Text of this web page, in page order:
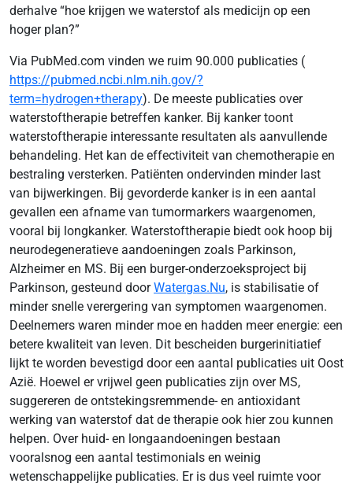
derhalve “hoe krijgen we waterstof als medicijn op een
hoger plan?”
Via PubMed.com vinden we ruim 90.000 publicaties (
https://pubmed.ncbi.nlm.nih.gov/?
term=hydrogen+therapy). De meeste publicaties over
waterstoftherapie betreffen kanker. Bij kanker toont
waterstoftherapie interessante resultaten als aanvullende
behandeling. Het kan de effectiviteit van chemotherapie en
bestraling versterken. Patiënten ondervinden minder last
van bijwerkingen. Bij gevorderde kanker is in een aantal
gevallen een afname van tumormarkers waargenomen,
vooral bij longkanker. Waterstoftherapie biedt ook hoop bij
neurodegeneratieve aandoeningen zoals Parkinson,
Alzheimer en MS. Bij een burger-onderzoeksproject bij
Parkinson, gesteund doorWatergas.Nu, is stabilisatie of
minder snelle verergering van symptomen waargenomen.
Deelnemers waren minder moe en hadden meer energie: een
betere kwaliteit van leven. Dit bescheiden burgerinitiatief
lijkt te worden bevestigd door een aantal publicaties uit Oost
Azië. Hoewel er vrijwel geen publicaties zijn over MS,
suggereren de ontstekingsremmende- en antioxidant
werking van waterstof dat de therapie ook hier zou kunnen
helpen. Over huid- en longaandoeningen bestaan
vooralsnog een aantal testimonials en weinig
wetenschappelijke publicaties. Er is dus veel ruimte voor